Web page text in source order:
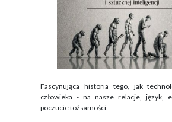
Fascynująca historia tego, jak
człowieka - na nasze relacje, język,
poczucie tożsamości.